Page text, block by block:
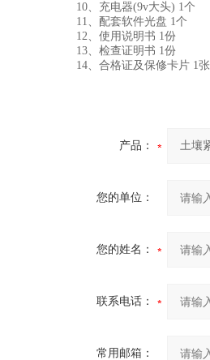
10、充电器(9v大头) 1个
11、配套软件光盘 1个
12、使用说明书 1份
13、检查证明书 1份
14、合格证及保修卡片 1张
产品：
您的单位：
您的姓名：
联系电话：
常用邮箱：